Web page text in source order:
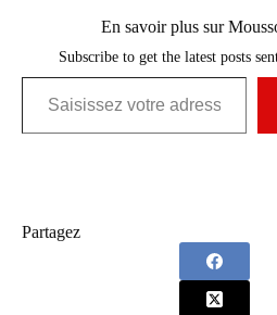
En savoir plus sur
Subscribe to get the latest posts
Saisissez votre adresse e-mail…
Partagez